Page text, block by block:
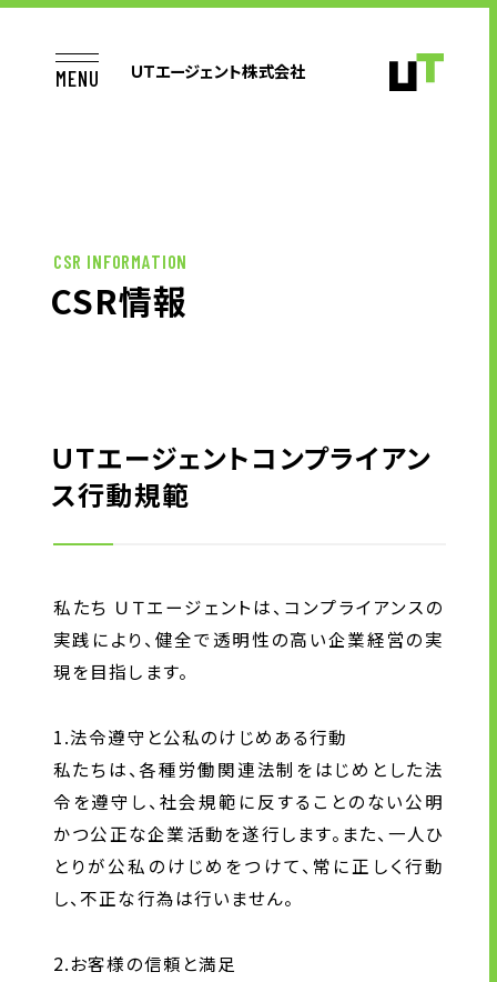
MENU ＵＴエージェント株式会社
企業情報
企業理念
会社概要・沿革
拠点一覧
電子公告
労働者派遣事業の状況について
ニュース
サイトのご利用にあたって
CSR INFORMATION
CSR情報
ＵＴエージェントコンプライアン
ス行動規範
私たち ＵＴエージェントは、コンプライアンスの
実践により、健全で透明性の高い企業経営の実
現を目指します。
1.法令遵守と公私のけじめある行動
私たちは、各種労働関連法制をはじめとした法
令を遵守し、社会規範に反することのない公明
かつ公正な企業活動を遂行します。また、一人ひ
とりが公私のけじめをつけて、常に正しく行動
し、不正な行為は行いません。
2.お客様の信頼と満足